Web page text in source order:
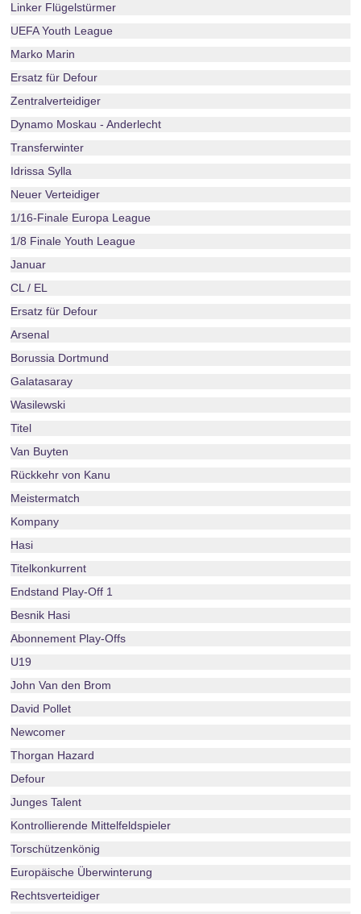
Linker Flügelstürmer
UEFA Youth League
Marko Marin
Ersatz für Defour
Zentralverteidiger
Dynamo Moskau - Anderlecht
Transferwinter
Idrissa Sylla
Neuer Verteidiger
1/16-Finale Europa League
1/8 Finale Youth League
Januar
CL / EL
Ersatz für Defour
Arsenal
Borussia Dortmund
Galatasaray
Wasilewski
Titel
Van Buyten
Rückkehr von Kanu
Meistermatch
Kompany
Hasi
Titelkonkurrent
Endstand Play-Off 1
Besnik Hasi
Abonnement Play-Offs
U19
John Van den Brom
David Pollet
Newcomer
Thorgan Hazard
Defour
Junges Talent
Kontrollierende Mittelfeldspieler
Torschützenkönig
Europäische Überwinterung
Rechtsverteidiger